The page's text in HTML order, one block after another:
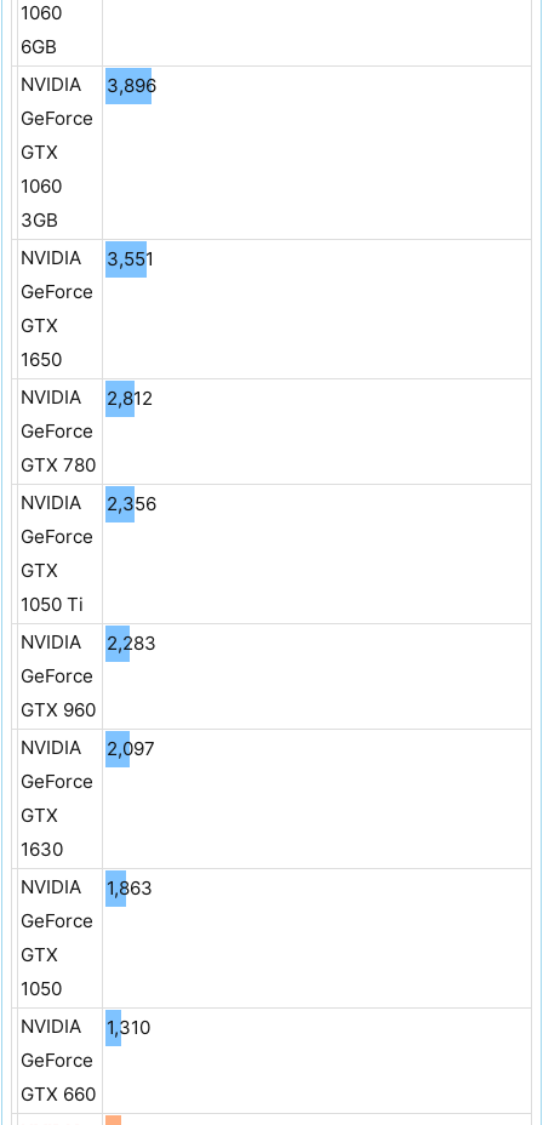
1060
6GB
NVIDIA
GeForce
GTX
1060
3GB
3,896
NVIDIA
GeForce
GTX
1650
3,551
NVIDIA
GeForce
GTX 780
2,812
NVIDIA
GeForce
GTX
1050 Ti
2,356
NVIDIA
GeForce
GTX 960
2,283
NVIDIA
GeForce
GTX
1630
2,097
NVIDIA
GeForce
GTX
1050
1,863
NVIDIA
GeForce
GTX 660
1,310